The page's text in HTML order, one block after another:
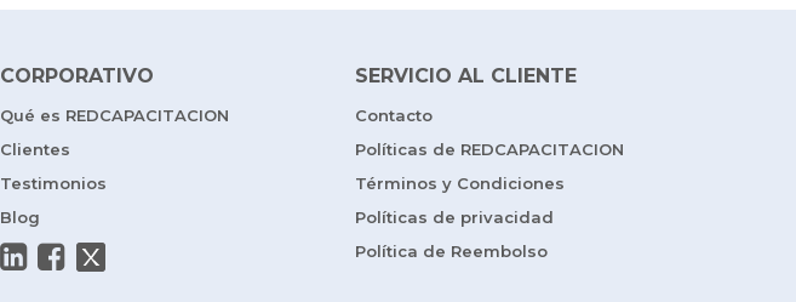
CORPORATIVO
Qué es REDCAPACITACION
Clientes
Testimonios
Blog
SERVICIO AL CLIENTE
Contacto
Políticas de REDCAPACITACION
Términos y Condiciones
Políticas de privacidad
Política de Reembolso